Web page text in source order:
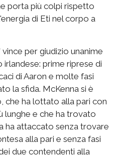
porta più colpi rispetto
di Eti nel corpo a
per giudizio unanime
prime riprese di
di Aaron e molte fasi
la sfida. McKenna si è
che ha lottato alla pari con
lunghe e che ha trovato
ha attaccato senza trovare
alla pari e senza fasi
due contendenti alla